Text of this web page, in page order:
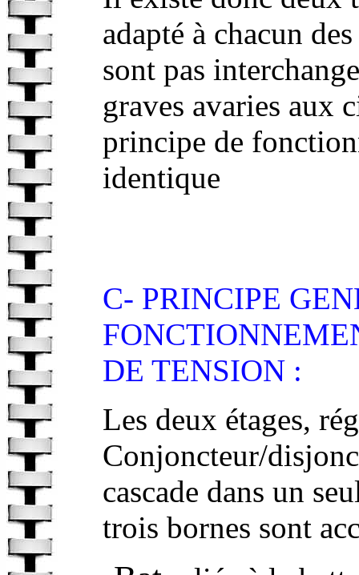
adapté à chacun
sont pas
graves avaries aux
principe de
identique
C- PRINCIPE
DE TENSION :
Les deux étages,
Conjoncteur/
cascade dans un
trois bornes sont